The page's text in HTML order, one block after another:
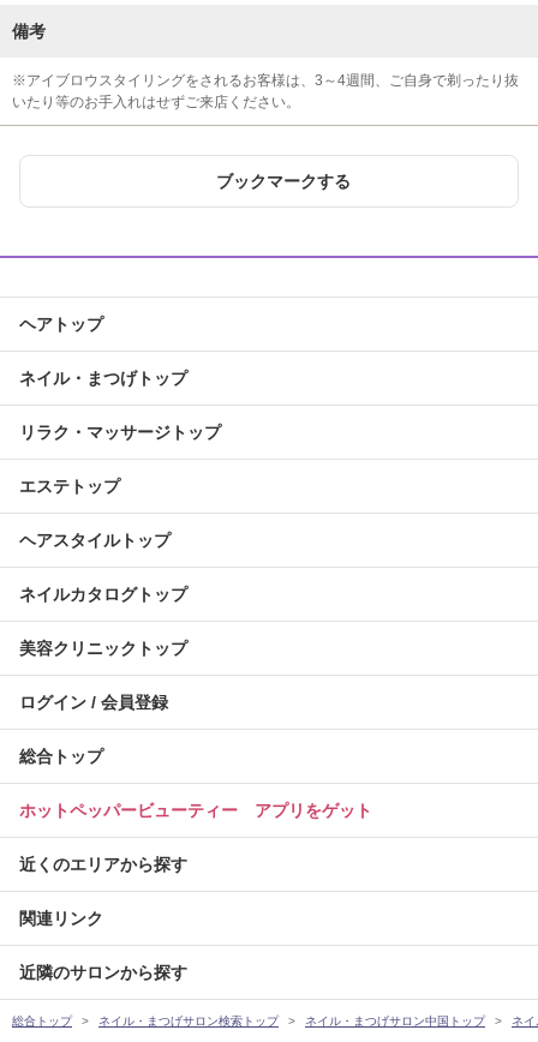
備考
※アイブロウスタイリングをされるお客様は、3～4週間、ご自身で剃ったり抜
いたり等のお手入れはせずご来店ください。
ブックマークする
ヘアトップ
ネイル・まつげトップ
リラク・マッサージトップ
エステトップ
ヘアスタイルトップ
ネイルカタログトップ
美容クリニックトップ
ログイン / 会員登録
総合トップ
ホットペッパービューティー アプリをゲット
近くのエリアから探す
関連リンク
近隣のサロンから探す
総合トップ ネイル・まつげサロン検索トップ ネイル・まつげサロン中国トップ ネ